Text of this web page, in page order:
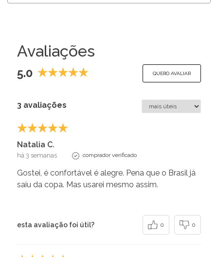
Avaliações
5.0 QUERO AVALIAR
3 avaliações
Natalia C.
há 3 semanas comprador verificado
Gostei, é confortável é alegre. Pena que o Brasil já
saiu da copa. Mas usarei mesmo assim.
esta avaliação foi útil? 0 0